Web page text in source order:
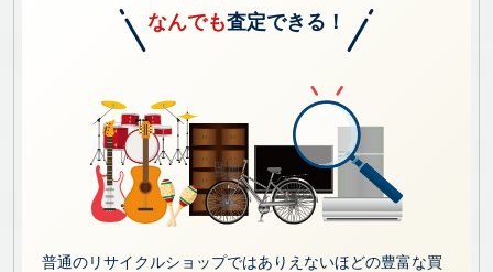
なんでも査定できる！
普通のリサイクルショップではありえないほどの豊富な買